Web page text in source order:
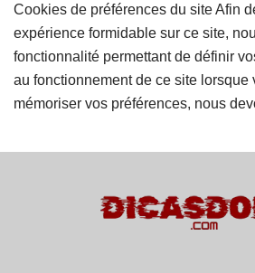
Cookies de préférences du site Afin
expérience formidable sur ce site,
fonctionnalité permettant de définir
au fonctionnement de ce site lorsque
mémoriser vos préférences, nous